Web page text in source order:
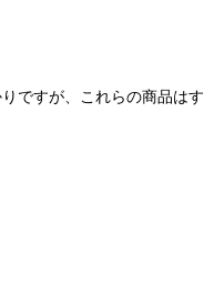
すが、これらの商品は